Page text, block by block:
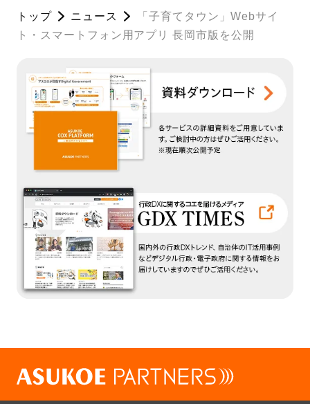
トップ ニュース
「子育てタウン」Webサイ
ト・スマートフォン用アプリ 長岡市版を公開